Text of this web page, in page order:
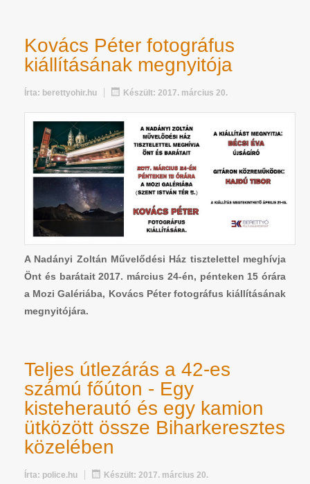
Kovács Péter fotográfus
kiállításának megnyitója
Írta: berettyohir.hu Készült: 2017. március 20.
A Nadányi Zoltán Művelődési Ház tisztelettel meghívja
Önt és barátait 2017. március 24-én, pénteken 15 órára
a Mozi Galériába, Kovács Péter fotográfus kiállításának
megnyitójára.
Teljes útlezárás a 42-es
számú főúton - Egy
kisteherautó és egy kamion
ütközött össze Biharkeresztes
közelében
Írta: police.hu Készült: 2017. március 20.